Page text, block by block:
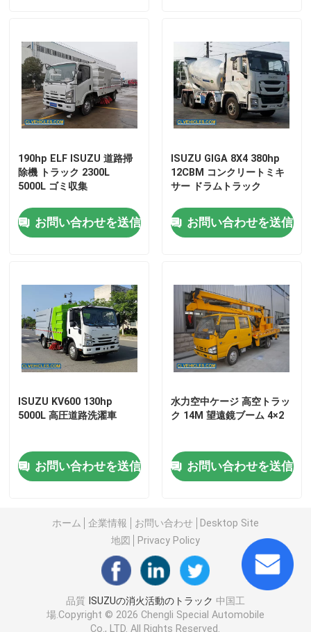
私達について
工場旅行
私達に連絡しなさい
引用を要求しなさい
ISUZU ゴミ箱
ISUZUの空気のプラットホームのトラック
ISUZUのレッカー車
ISUZUの道掃除人のトラック
ISUZU 下水道吸水トラック
ISUZU コンクリートミキサートラック
190hp ELF ISUZU 道路掃
除機 トラック 2300L
5000L ゴミ収集
お問い合わせを送信
ISUZU GIGA 8X4 380hp
12CBM コンクリートミキ
サー ドラムトラック
お問い合わせを送信
ISUZU KV600 130hp
5000L 高圧道路洗濯車
お問い合わせを送信
水力空中ケージ 高空トラッ
ク 14M 望遠鏡ブーム 4×2
お問い合わせを送信
ホーム 企業情報 お問い合わせ
Desktop Site
地図
Privacy Policy
品質 ISUZUの消火活動のトラック 中国工
場.Copyright © 2026 Chengli Special Automobile
Co., LTD. All Rights Reserved.